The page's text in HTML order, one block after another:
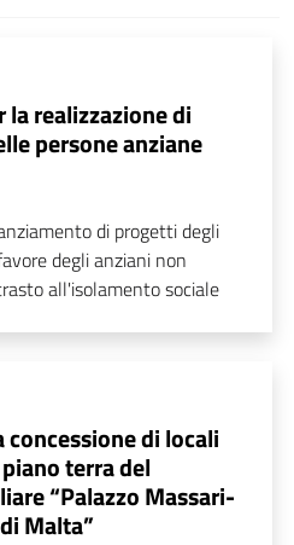
realizzazione di
persone anziane
di progetti degli
degli anziani non
all'isolamento sociale
di locali
terra del
“Palazzo Massari-
Malta”